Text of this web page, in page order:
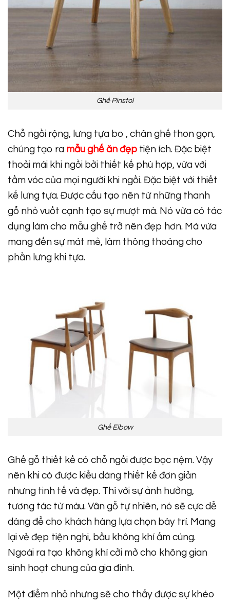
Ghế Pinstol
Chỗ ngồi rộng, lưng tựa bo , chân ghế thon gọn,
chúng tạo ra mẫu ghế ăn đẹp tiện ích. Đặc biệt
thoải mái khi ngồi bởi thiết kế phù hợp, vừa với
tầm vóc của mọi người khi ngồi. Đặc biệt với thiết
kế lưng tựa. Được cấu tạo nên từ những thanh
gỗ nhỏ vuốt cạnh tạo sự mượt mà. Nó vừa có tác
dụng làm cho mẫu ghế trở nên đẹp hơn. Mà vừa
mang đến sự mát mẻ, làm thông thoáng cho
phần lưng khi tựa.
Ghế Elbow
Ghế gỗ thiết kế có chỗ ngồi được bọc nệm. Vậy
nên khi có được kiểu dáng thiết kế đơn giản
nhưng tinh tế và đẹp. Thì với sự ảnh hưởng,
tương tác từ màu. Vân gỗ tự nhiên, nó sẽ cực dễ
dàng để cho khách hàng lựa chọn bày trí. Mang
lại vẻ đẹp tiện nghi, bầu không khí ấm cúng.
Ngoài ra tạo không khí cởi mở cho không gian
sinh hoạt chung của gia đình.
Một điểm nhỏ nhưng sẽ cho thấy được sự khéo